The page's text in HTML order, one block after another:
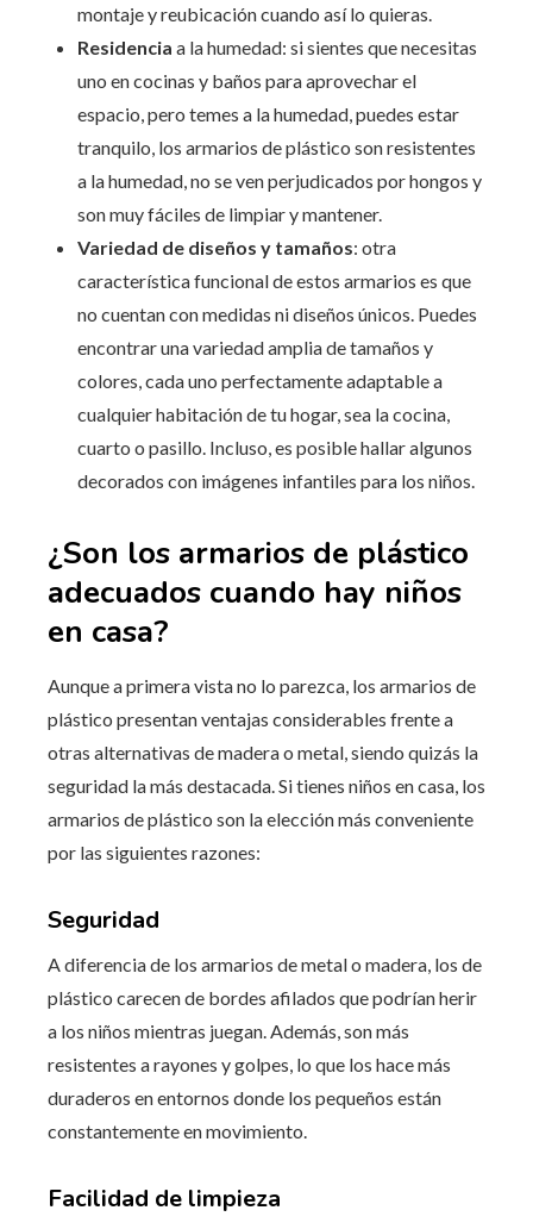
montaje y reubicación cuando así lo quieras.
Residencia a la humedad: si sientes que necesitas
uno en cocinas y baños para aprovechar el
espacio, pero temes a la humedad, puedes estar
tranquilo, los armarios de plástico son resistentes
a la humedad, no se ven perjudicados por hongos y
son muy fáciles de limpiar y mantener.
Variedad de diseños y tamaños: otra
característica funcional de estos armarios es que
no cuentan con medidas ni diseños únicos. Puedes
encontrar una variedad amplia de tamaños y
colores, cada uno perfectamente adaptable a
cualquier habitación de tu hogar, sea la cocina,
cuarto o pasillo. Incluso, es posible hallar algunos
decorados con imágenes infantiles para los niños.
¿Son los armarios de plástico
adecuados cuando hay niños
en casa?
Aunque a primera vista no lo parezca, los armarios de
plástico presentan ventajas considerables frente a
otras alternativas de madera o metal, siendo quizás la
seguridad la más destacada. Si tienes niños en casa, los
armarios de plástico son la elección más conveniente
por las siguientes razones:
Seguridad
A diferencia de los armarios de metal o madera, los de
plástico carecen de bordes afilados que podrían herir
a los niños mientras juegan. Además, son más
resistentes a rayones y golpes, lo que los hace más
duraderos en entornos donde los pequeños están
constantemente en movimiento.
Facilidad de limpieza